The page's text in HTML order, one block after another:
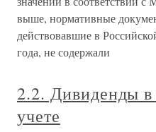
выше, нормативные
действовавшие в
года, не содержали
2.2. Дивиденды в
учете